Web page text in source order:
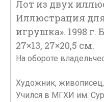
Лот из двух
Иллюстрация
игрушка». 1998 г.
27×13, 27×20,5 см.
На обороте
Художник,
Учился в МГХИ им.